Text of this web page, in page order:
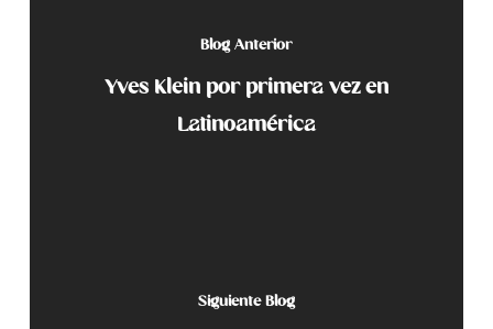
Blog Anterior
Yves Klein por primera vez en
Latinoamérica
Siguiente Blog